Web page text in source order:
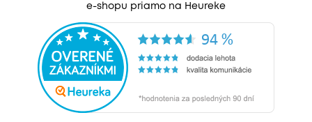
e-shopu priamo na Heureke